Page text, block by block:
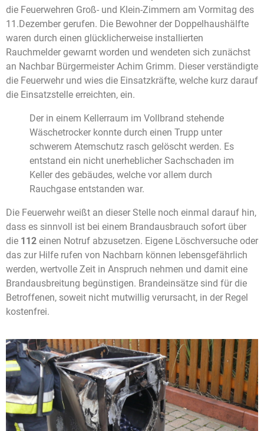
die Feuerwehren Groß- und Klein-Zimmern am Vormitag des
11.Dezember gerufen. Die Bewohner der Doppelhaushälfte
waren durch einen glücklicherweise installierten
Rauchmelder gewarnt worden und wendeten sich zunächst
an Nachbar Bürgermeister Achim Grimm. Dieser verständigte
die Feuerwehr und wies die Einsatzkräfte, welche kurz darauf
die Einsatzstelle erreichten, ein.
Der in einem Kellerraum im Vollbrand stehende
Wäschetrocker konnte durch einen Trupp unter
schwerem Atemschutz rasch gelöscht werden. Es
entstand ein nicht unerheblicher Sachschaden im
Keller des gebäudes, welche vor allem durch
Rauchgase entstanden war.
Die Feuerwehr weißt an dieser Stelle noch einmal darauf hin,
dass es sinnvoll ist bei einem Brandausbrauch sofort über
die 112 einen Notruf abzusetzen. Eigene Löschversuche oder
das zur Hilfe rufen von Nachbarn können lebensgefährlich
werden, wertvolle Zeit in Anspruch nehmen und damit eine
Brandausbreitung begünstigen. Brandeinsätze sind für die
Betroffenen, soweit nicht mutwillig verursacht, in der Regel
kostenfrei.